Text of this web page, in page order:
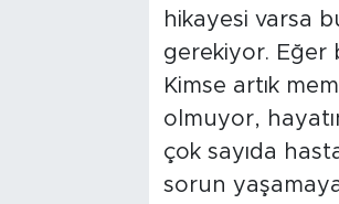
hikayesi varsa
gerekiyor. Eğer
Kimse artık
olmuyor,
çok sayıda
sorun